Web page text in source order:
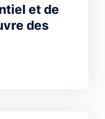
et de
des